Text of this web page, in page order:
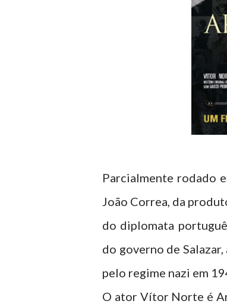
Parcialmente rodado
João Correa, da
do diplomata
do governo de
pelo regime nazi em
O ator Vítor Norte é